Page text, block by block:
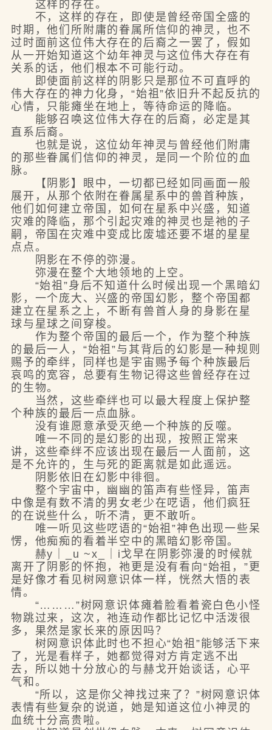
这样的存在。
不，这样的存在，即使是曾经帝国全盛的
时期，他们所附庸的眷属所信仰的神灵，也不
过时面前这位伟大存在的后裔之一罢了，假如
从一开始知道这个幼年神灵与这位伟大存在有
关系的话，他们根本不可能行动。
即使面前这样的阴影只是那位不可直呼的
伟大存在的神力化身，“始祖”依旧升不起反抗的
心情，只能瘫坐在地上，等待命运的降临。
能够召唤这位伟大存在的后裔，必定是其
直系后裔。
也就是说，这位幼年神灵与曾经他们附庸
的那些眷属们信仰的神灵，是同一个阶位的血
脉。
【阴影】眼中，一切都已经如同画面一般
展开，从那个依附在眷属星系中的兽首种族，
他们如何建立帝国，如何在星系中兴盛，知道
灾难的降临，那个引起灾难的神灵也是祂的子
嗣，帝国在灾难中变成比废墟还要不堪的星星
点点。
阴影在不停的弥漫。
弥漫在整个大地领地的上空。
“始祖”身后不知道什么时候出现一个黑暗幻
影，一个庞大、兴盛的帝国幻影，整个帝国都
建立在星系之上，不断有兽首人身的身影在星
球与星球之间穿梭。
作为整个帝国的最后一个，作为整个种族
的最后一人，“始祖”与其背后的幻影是一种规则
赐予的牵绊，同样也是宇宙赐予每个种族最后
哀鸣的宽容，总要有生物记得这些曾经存在过
的生物。
当然，这些牵绊也可以最大程度上保护整
个种族的最后一点血脉。
没有谁愿意承受灭绝一个种族的反噬。
唯一不同的是幻影的出现，按照正常来
讲，这些牵绊不应该出现在最后一人面前，这
是不允许的，生与死的距离就是如此遥远。
阴影依旧在幻影中徘徊。
整个宇宙中，幽幽的笛声有些怪异，笛声
中像是有数不清的男女老少在呓语，他们疯狂
的在说些什么，听不清，更不敢听。
唯一听见这些呓语的“始祖”神色出现一些呆
愣，他痴痴的看着半空中的黑暗幻影帝国。
赫y｜_u ~x_｜i戈早在阴影弥漫的时候就
离开了阴影的怀抱，祂更是没有看向“始祖，”更
是好像才看见树网意识体一样，恍然大悟的表
情。
“………”树网意识体瘫着脸看着瓷白色小怪
物跳过来，这次，祂连动作都比记忆中活泼很
多，果然是家长来的原因吗？
树网意识体此时也不担心“始祖”能够活下来
了，光是看样子，她都觉得对方肯定逃不出
去，所以她十分放心的与赫戈开始谈话，心平
气和。
“所以，这是你父神找过来了？”树网意识体
表情有些复杂的说道，她是知道这位小神灵的
血统十分高贵啦。